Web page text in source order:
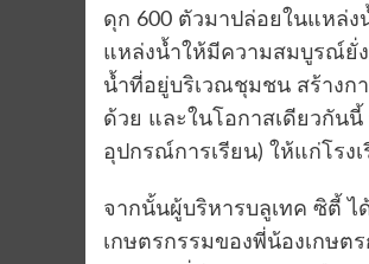
ดุก 600 ตัวมาปล่อยในแหล่ง
แหล่งน้ำให้มีความสมบูรณ์ยั่
น้ำที่อยู่บริเวณชุมชน สร้างก
ด้วย และในโอกาสเดียวกัน
อุปกรณ์การเรียน) ให้แก่โรง
จากนั้นผู้​บริหาร​บลู​เทค​ ซิตี้​
เกษตรกรรมของพี่น้องเกษต